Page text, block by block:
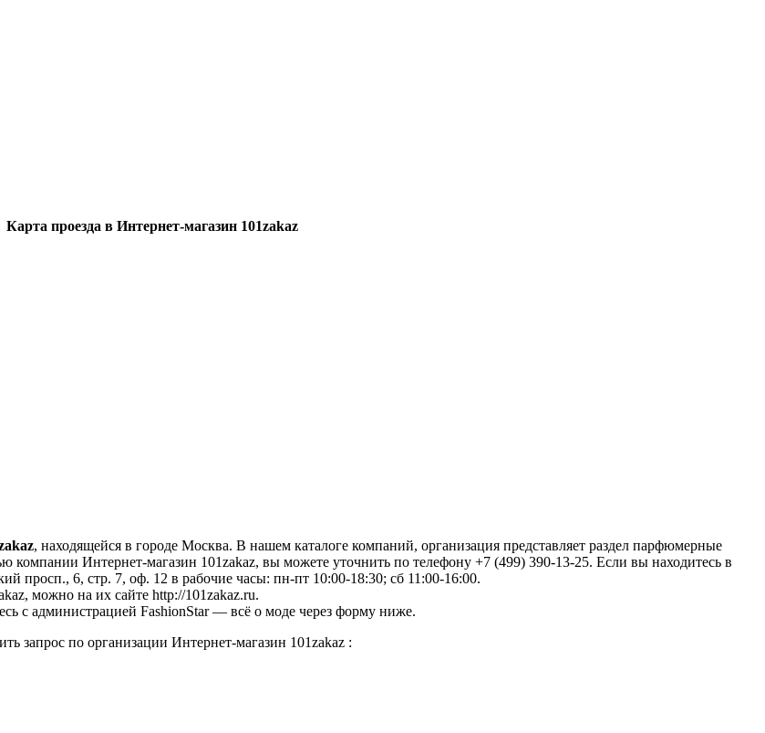
Карта проезда в Интернет-магазин 101zakaz
, находящейся в городе Москва. В нашем каталоге компаний, организация представляет раздел парфюмерные
Интернет-магазин 101zakaz, вы можете уточнить по телефону +7 (499) 390-13-25. Если вы находитесь в
просп., 6, стр. 7, оф. 12 в рабочие часы: пн-пт 10:00-18:30; сб 11:00-16:00.
можно на их сайте http://101zakaz.ru.
с администрацией FashionStar — всё о моде через форму ниже.
запрос по организации Интернет-магазин 101zakaz :